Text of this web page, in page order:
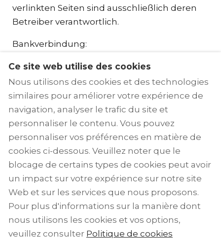
verlinkten Seiten sind ausschließlich deren
Betreiber verantwortlich.
Bankverbindung:
BIC: NOLADE21BEB
Bank: Kreissparkasse Bersenbrück
Gericht:
Gerichtsstand Vechta, Amtsgericht
Oldenburg
Français EUR
Ce site web utilise des cookies
Nous utilisons des cookies et des technologies
similaires pour améliorer votre expérience de
navigation, analyser le trafic du site et
personnaliser le contenu. Vous pouvez
personnaliser vos préférences en matière de
cookies ci-dessous. Veuillez noter que le
blocage de certains types de cookies peut avoir
un impact sur votre expérience sur notre site
Web et sur les services que nous proposons.
Pour plus d'informations sur la manière dont
nous utilisons les cookies et vos options,
veuillez consulter Politique de cookies